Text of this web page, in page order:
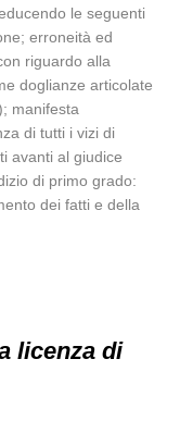
le seguenti
erroneità ed
riguardo alla
doglianze articolate
manifesta
di tutti i vizi di
avanti al giudice
di primo grado:
dei fatti e della
licenza di